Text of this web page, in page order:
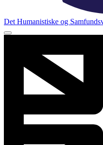
Det Humanistiske og